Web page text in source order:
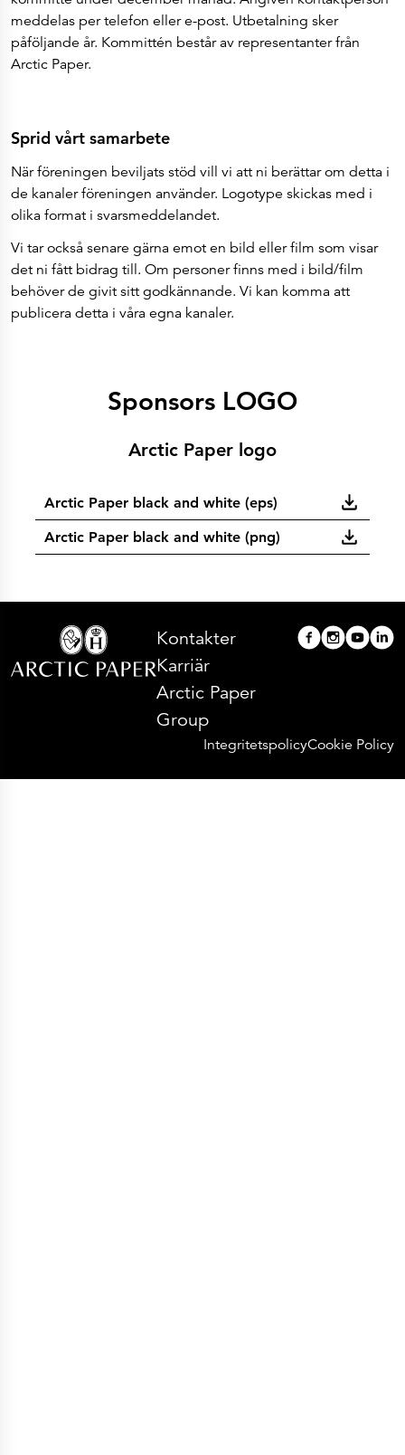
meddelas per telefon eller e-post. Utbetalning sker
påföljande år. Kommittén består av representanter från
Arctic Paper.
Sprid vårt samarbete
När föreningen beviljats stöd vill vi att ni berättar om detta i
de kanaler föreningen använder. Logotype skickas med i
olika format i svarsmeddelandet.
Vi tar också senare gärna emot en bild eller film som visar
det ni fått bidrag till. Om personer finns med i bild/film
behöver de givit sitt godkännande. Vi kan komma att
publicera detta i våra egna kanaler.
Sponsors LOGO
Arctic Paper logo
Arctic Paper black and white (eps)
Arctic Paper black and white (png)
Kontakter
Karriär
Arctic Paper
Group
IntegritetspolicyCookie Policy